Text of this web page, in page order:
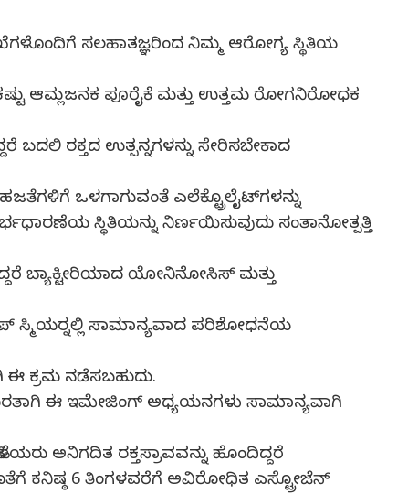
ಸಲಹಾತಜ್ಞರಿಂದ ನಿಮ್ಮ ಆರೋಗ್ಯ ಸ್ಥಿತಿಯ
ಆಮ್ಲಜನಕ ಪೂರೈಕೆ ಮತ್ತು ಉತ್ತಮ ರೋಗನಿರೋಧಕ
ಬದಲಿ ರಕ್ತದ ಉತ್ಪನ್ನಗಳನ್ನು ಸೇರಿಸಬೇಕಾದ
ಒಳಗಾಗುವಂತೆ ಎಲೆಕ್ಟ್ರೊಲೈಟ್‍ಗಳನ್ನು
ಸ್ಥಿತಿಯನ್ನು ನಿರ್ಣಯಿಸುವುದು ಸಂತಾನೋತ್ಪತ್ತಿ
ಬ್ಯಾಕ್ಟೀರಿಯಾದ ಯೋನಿನೋಸಿಸ್ ಮತ್ತು
ಸ್ಮಿಯರ್‍ನಲ್ಲಿ ಸಾಮಾನ್ಯವಾದ ಪರಿಶೋಧನೆಯ
ಈ ಕ್ರಮ ನಡೆಸಬಹುದು.
ಈ ಇಮೇಜಿಂಗ್ ಅಧ್ಯಯನಗಳು ಸಾಮಾನ್ಯವಾಗಿ
ಅನಿಗದಿತ ರಕ್ತಸ್ರಾವವನ್ನು ಹೊಂದಿದ್ದರೆ
ಕನಿಷ್ಠ 6 ತಿಂಗಳವರೆಗೆ ಅವಿರೋಧಿತ ಎಸ್ಟ್ರೋಜೆನ್